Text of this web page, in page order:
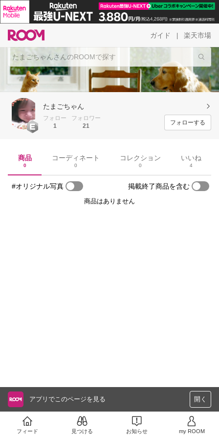
ガイド 楽天市場
たまごちゃん
フォロー
1
フォロワー
21
フォローする
商品
0
コーディネート
0
コレクション
0
いいね
4
#オリジナル写真 掲載終了商品を含む
商品はありません
アプリでこのページを見る 開く
フィード 見つける お知らせ my ROOM